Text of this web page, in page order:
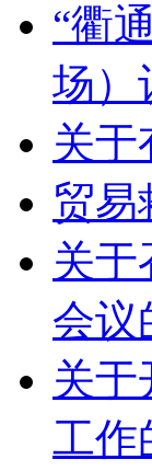
“衢
场）
关于
贸易
关于
会议
关于
工作